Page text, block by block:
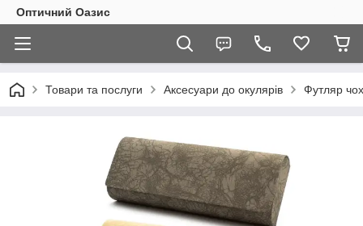
Оптичний Оазис
Товари та послуги Аксесуари до окулярів Футляр